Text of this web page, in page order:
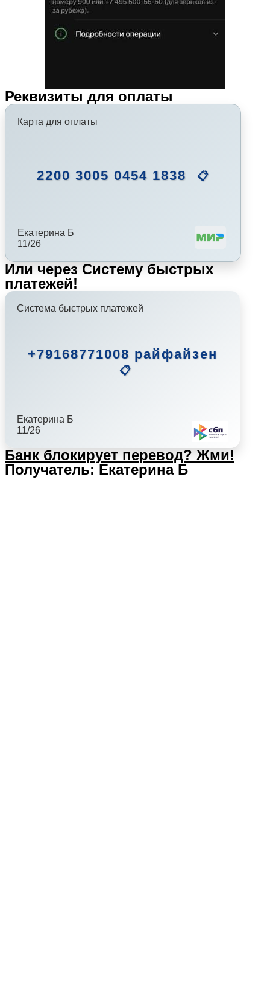
Реквизиты для оплаты
Карта для оплаты
2200 3005 0454 1838 📋
Екатерина Б
11/26
Или через Систему быстрых
платежей!
Система быстрых платежей
+79168771008 райфайзен
📋
Екатерина Б
11/26
Банк блокирует перевод? Жми!
Получатель: Екатерина Б